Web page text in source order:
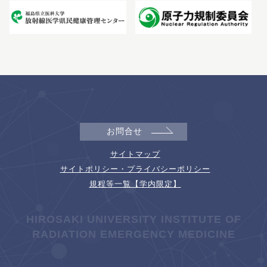
お問合せ
サイトマップ
サイトポリシー・プライバシーポリシー
規程等一覧【学内限定】
HIROSAKI UNIVERSITY INSTITUTE OF
RADIATION EMERGENCY MEDICINE